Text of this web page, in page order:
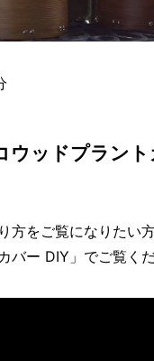
ウッドプラント
方をご覧になりたい
バー DIY」でご覧くだ